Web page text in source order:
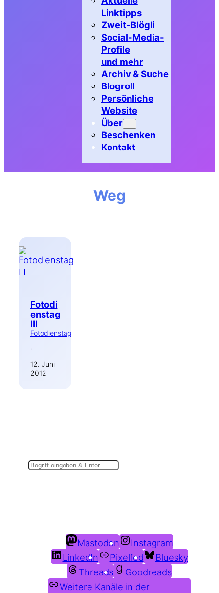
Linktipps
Zweit-Blögli
Social-Media-
Profile
und mehr
Archiv & Suche
Blogroll
Persönliche
Website
Über
Beschenken
Kontakt
Weg
Fotodi
enstag
III
Fotodienstag
·
12. Juni
2012
Mastodon
Instagram
LinkedIn
Pixelfed
Bluesky
Threads
Goodreads
Weitere Kanäle in der